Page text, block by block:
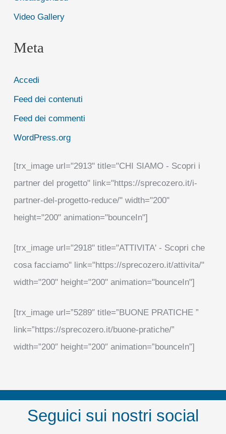
Video Gallery
Meta
Accedi
Feed dei contenuti
Feed dei commenti
WordPress.org
[trx_image url="2913" title="CHI SIAMO - Scopri i
partner del progetto" link="https://sprecozero.it/i-
partner-del-progetto-reduce/" width="200"
height="200" animation="bounceIn"]
[trx_image url="2918" title="ATTIVITA' - Scopri che
cosa facciamo" link="https://sprecozero.it/attivita/"
width="200" height="200" animation="bounceIn"]
[trx_image url=”5289″ title=”BUONE PRATICHE ”
link=”https://sprecozero.it/buone-pratiche/”
width=”200″ height=”200″ animation=”bounceIn”]
Seguici sui nostri social